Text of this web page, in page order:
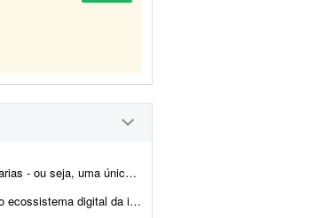
diferentes, cada uma com seus...
Instagram e WhatsApp e preciso centraliz...